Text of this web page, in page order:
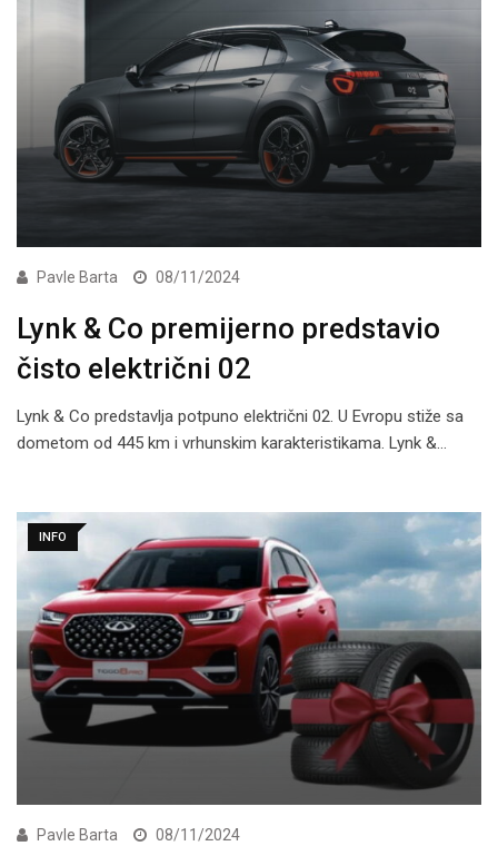
Pavle Barta 08/11/2024
Lynk & Co premijerno predstavio
čisto električni 02
Lynk & Co predstavlja potpuno električni 02. U Evropu stiže sa
dometom od 445 km i vrhunskim karakteristikama. Lynk &…
INFO
Pavle Barta 08/11/2024